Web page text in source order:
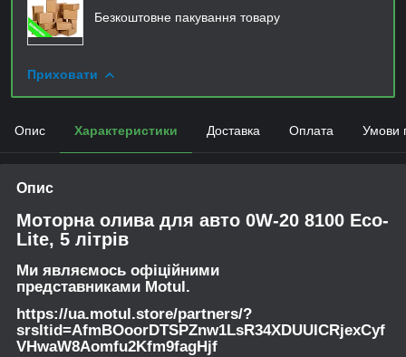
Безкоштовне пакування товару
Приховати
Опис Характеристики Доставка Оплата Умови
Опис
Моторна олива для авто 0W-20 8100 Eco-
Lite, 5 літрів
Ми являємось офіційними
представниками Motul.
https://ua.motul.store/partners/?
srsltid=AfmBOoorDTSPZnw1LsR34XDUUICRjexCyf
VHwaW8Aomfu2Kfm9fagHjf